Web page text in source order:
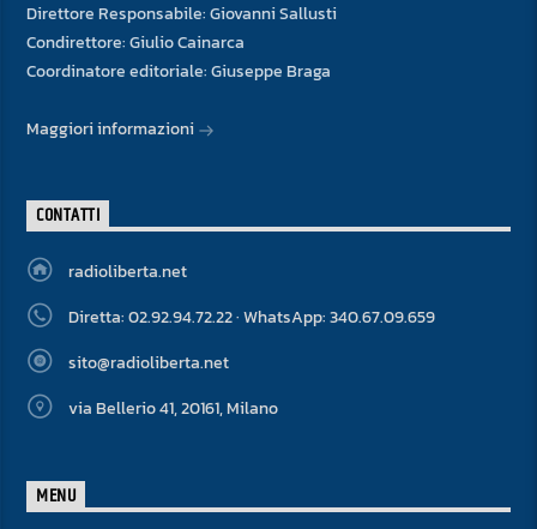
Direttore Responsabile: Giovanni Sallusti
Condirettore: Giulio Cainarca
Coordinatore editoriale: Giuseppe Braga
Maggiori informazioni
CONTATTI
radioliberta.net
Diretta: 02.92.94.72.22 · WhatsApp: 340.67.09.659
sito@radioliberta.net
via Bellerio 41, 20161, Milano
MENU